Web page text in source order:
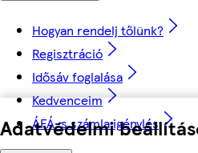
Adatvédelmi
Hogyan rendelj tőlünk?
Regisztráció
Idősáv foglalása
Kedvenceim
ÁFÁ-s számla igénylés